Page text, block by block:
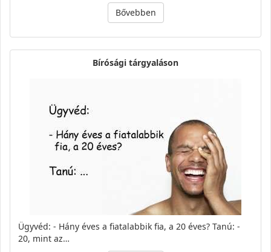
Bővebben
Bírósági tárgyaláson
Ügyvéd: - Hány éves a fiatalabbik fia, a 20 éves? Tanú: -
20, mint az…